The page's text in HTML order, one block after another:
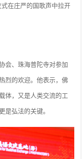
式在庄严的国歌声中拉开
会、珠海普陀寺对参加
烈的欢迎。他表示，佛
体，又是人类交流的工
是弘法的关键。